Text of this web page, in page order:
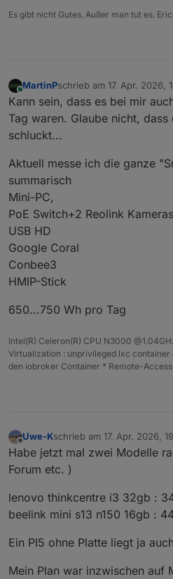
Es gibt nicht Gutes. Außer man tut es.
MartinPschrieb am 17. Apr. 2026,
zuletzt editiert von
Kann sein, dass es bei mir
Tag waren. Glaube nicht, dass
schluckt...
Aktuell messe ich die ganze
summarisch
Mini-PC,
PoE Switch+2 Reolink Kameras
USB HD
Google Coral
Conbee3
HMIP-Stick
650...750 Wh pro Tag
Intel(R) Celeron(R) CPU N3000
Virtualization : unprivileged lxc container
den iobroker Container * Remote-
Offline
Uwe-Kschrieb am 17. Apr. 2026,
zuletzt editiert von
Habe jetzt mal zwei Modelle
Forum etc. )
lenovo thinkcentre i3 32gb :
beelink mini s13 n150 16gb :
Ein PI5 ohne Platte liegt ja
Mein Plan war inzwischen auf